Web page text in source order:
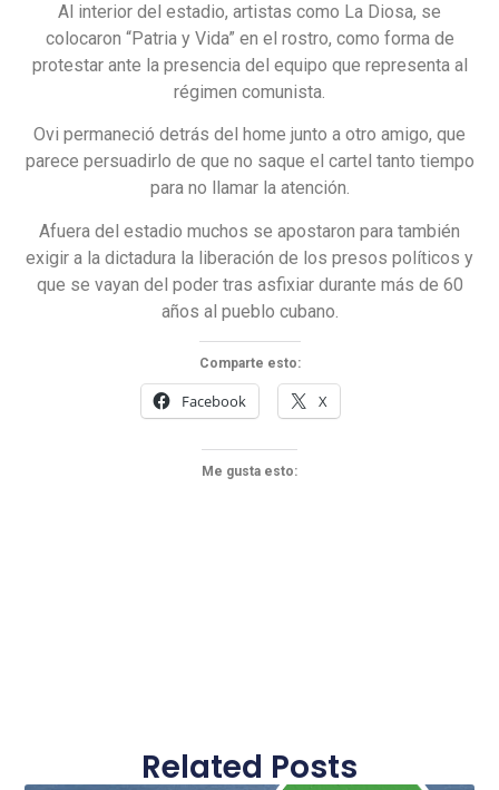
Al interior del estadio, artistas como La Diosa, se
colocaron “Patria y Vida” en el rostro, como forma de
protestar ante la presencia del equipo que representa al
régimen comunista.
Ovi permaneció detrás del home junto a otro amigo, que
parece persuadirlo de que no saque el cartel tanto tiempo
para no llamar la atención.
Afuera del estadio muchos se apostaron para también
exigir a la dictadura la liberación de los presos políticos y
que se vayan del poder tras asfixiar durante más de 60
años al pueblo cubano.
Comparte esto:
Facebook X
Me gusta esto:
Related Posts